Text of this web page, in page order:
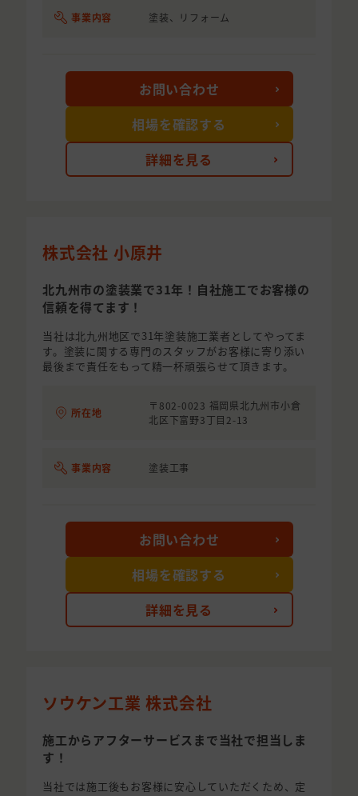
事業内容 塗装、リフォーム
詳細を見る
お問い合わせ
相場を確認する
株式会社 小原井
北九州市の塗装業で31年！自社施工でお客様の
信頼を得てます！
当社は北九州地区で31年塗装施工業者としてやってま
す。塗装に関する専門のスタッフがお客様に寄り添い
最後まで責任をもって精一杯頑張らせて頂きます。
所在地
〒802-0023 福岡県北九州市小倉
北区下富野3丁目2-13
事業内容 塗装工事
詳細を見る
お問い合わせ
相場を確認する
ソウケン工業 株式会社
施工からアフターサービスまで当社で担当しま
す！
当社では施工後もお客様に安心していただくため、定